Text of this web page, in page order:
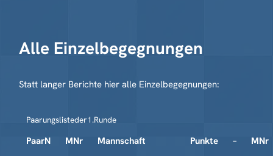
Alle Einzelbegegnungen
Statt langer Berichte hier alle Einzelbegegnungen:
Paarungslisteder1.Runde
PaarN MNr Mannschaft Punkte –
MNr